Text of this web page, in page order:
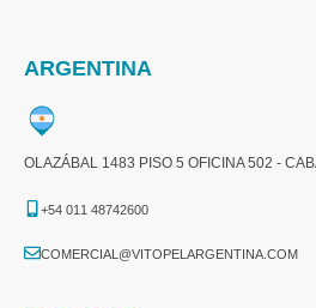
ARGENTINA
OLAZÁBAL 1483 PISO 5 OFICINA 502 -
+54 011 48742600​
COMERCIAL@VITOPELARGENTINA.COM​